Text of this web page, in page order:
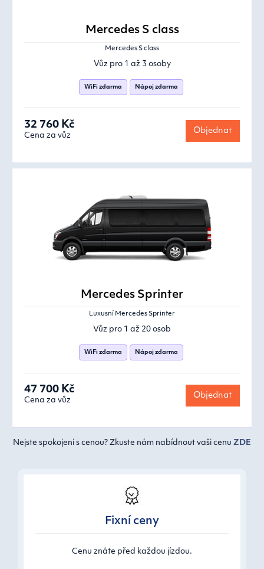
Mercedes S class
Mercedes S class
Vůz pro 1 až 3 osoby
WiFi zdarma Nápoj zdarma
32 760 Kč
Cena za vůz
Objednat
Mercedes Sprinter
Luxusní Mercedes Sprinter
Vůz pro 1 až 20 osob
WiFi zdarma Nápoj zdarma
47 700 Kč
Cena za vůz
Objednat
Nejste spokojeni s cenou? Zkuste nám nabídnout vaši cenu ZDE
Fixní ceny
Cenu znáte před každou jízdou.